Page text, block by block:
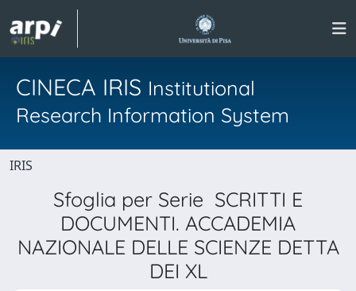
CINECA IRIS Institutional
Research Information System
IRIS
Sfoglia per Serie SCRITTI E
DOCUMENTI. ACCADEMIA
NAZIONALE DELLE SCIENZE DETTA
DEI XL